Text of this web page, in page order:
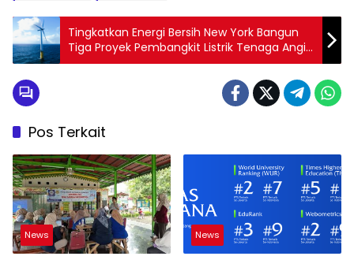
Tingkatkan Energi Bersih New York Bangun
Tiga Proyek Pembangkit Listrik Tenaga Angin
Lepas Pantai
Pos Terkait
News News